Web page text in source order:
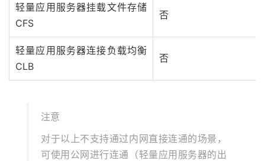
轻量应用服务器挂载文件存储
CFS
否
轻量应用服务器连接负载均衡
CLB
否
注意
对于以上不支持通过内网直接连通的场景，
可使用公网进行连通（轻量应用服务器的出